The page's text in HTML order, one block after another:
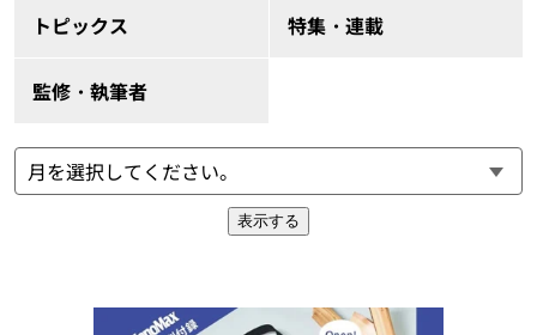
トピックス 特集・連載
監修・執筆者
表示する